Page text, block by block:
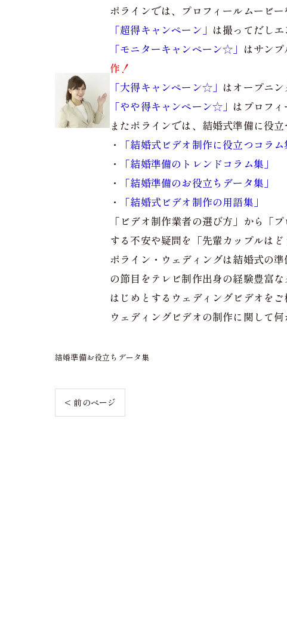
ポラインでは、プロフィールムービ
「超得キャンペーン」 は撮ってだし
「モニターキャンペーン☆」 はサン
作！
「大得キャンペーン☆」 はオープニ
「やや得キャンペーン☆」 はプロフ
またポラインでは、結婚式準備に役
・
「結婚式ビデオ制作に役立つコラム
・
「結婚準備のトレンドコラム集」
・
「結婚準備のお役立ちデータ集」
・
「結婚式ビデオ制作の用語集」
「ビデオ制作業者の選び方」から「
する不安や疑問を「先輩カップルは
ポライン・ウェディングは結婚式の
の節目をテレビ制作出身の経験豊富
はじめとするウェディングビデオを
ウェディングビデオの制作に関して
結婚準備お役立ちデータ集
< 前のページ